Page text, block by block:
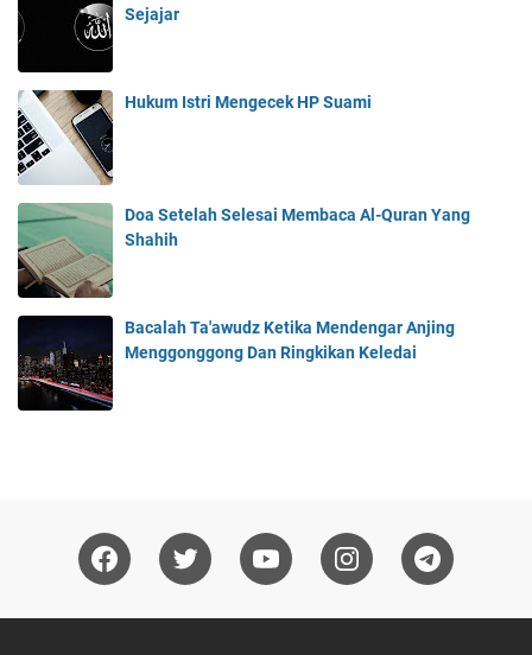
Sejajar
Hukum Istri Mengecek HP Suami
Doa Setelah Selesai Membaca Al-Quran Yang
Shahih
Bacalah Ta'awudz Ketika Mendengar Anjing
Menggonggong Dan Ringkikan Keledai